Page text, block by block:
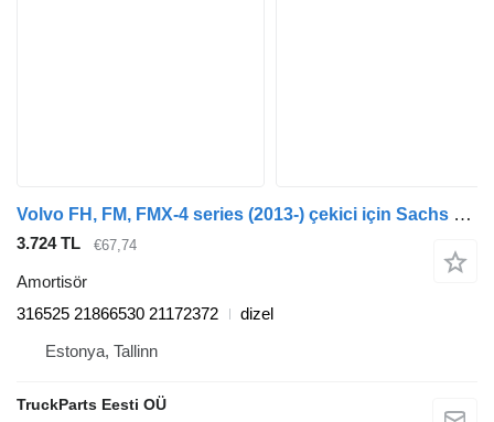
Volvo FH, FM, FMX-4 series (2013-) çekici için Sachs FH (01.12-) 316525 amortisör
3.724 TL €67,74
Amortisör
316525 21866530 21172372
dizel
Estonya, Tallinn
TruckParts Eesti OÜ